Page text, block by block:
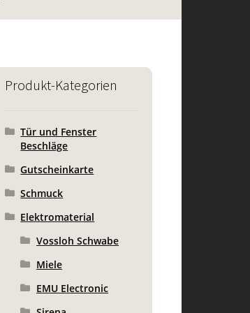
Produkt-Kategorien
Tür und Fenster
Beschläge
Gutscheinkarte
Schmuck
Elektromaterial
Vossloh Schwabe
Miele
EMU Electronic